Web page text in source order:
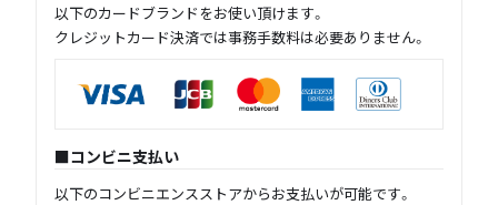
以下のカードブランドをお使い頂けます。
クレジットカード決済では事務手数料は必要ありません。
コンビニ支払い
以下のコンビニエンスストアからお支払いが可能です。